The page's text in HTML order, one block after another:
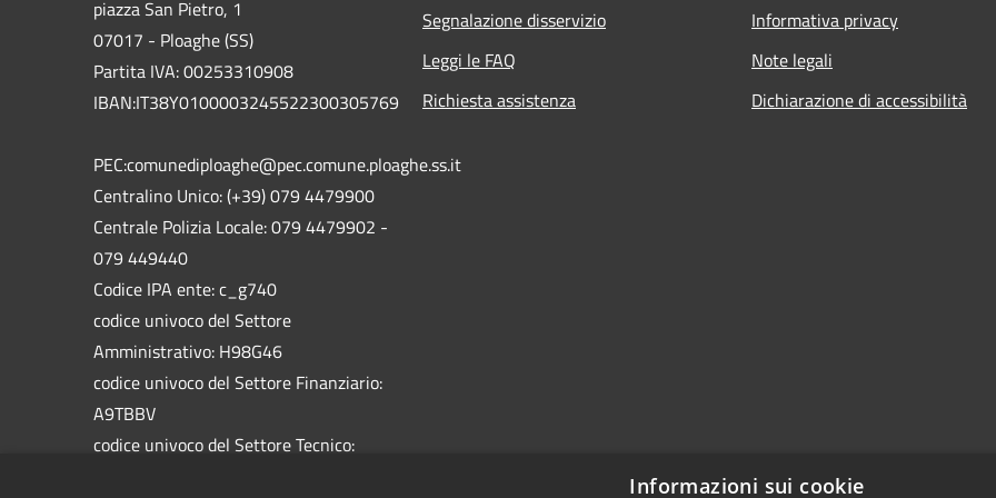
piazza San Pietro, 1
07017 - Ploaghe (SS)
Partita IVA: 00253310908
IBAN:IT38Y0100003245522300305769
PEC:comunediploaghe@pec.comune.ploaghe.ss.it
Centralino Unico: (+39) 079 4479900
Centrale Polizia Locale: 079 4479902 -
079 449440
Codice IPA ente: c_g740
codice univoco del Settore
Amministrativo: H98G46
codice univoco del Settore Finanziario:
A9TBBV
codice univoco del Settore Tecnico:
Segnalazione disservizio
Leggi le FAQ
Richiesta assistenza
Informativa privacy
Note legali
Dichiarazione di accessibilità
Informazioni sui cookie